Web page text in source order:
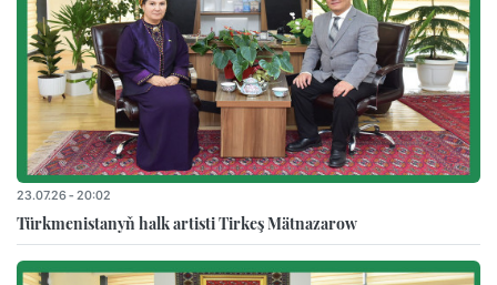
23.07.26 - 20:02
Türkmenistanyň halk artisti Tirkeş Mätnazarow